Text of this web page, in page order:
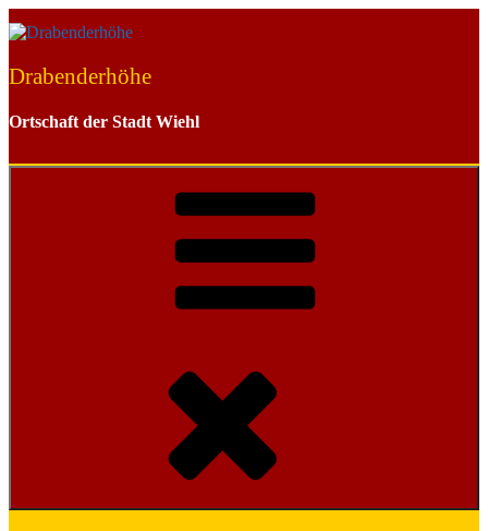
Inhalt
Drabenderhöhe
Ortschaft der Stadt Wiehl